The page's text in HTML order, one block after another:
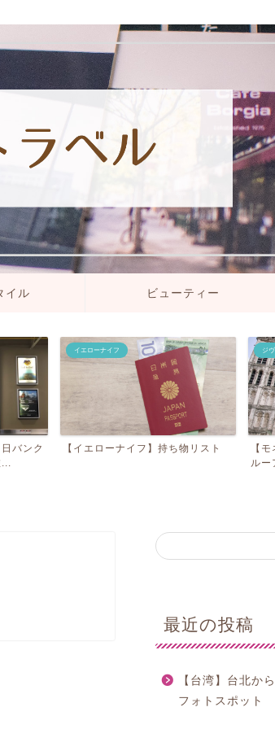
イル ビューティー
イエローナイフ
イエローナイフ】持ち物リスト
ジヴェルニー・ルーアン
【モネゆかりの地
ルーアン日帰り
最近の投稿
【台湾】台北か
フォトスポット